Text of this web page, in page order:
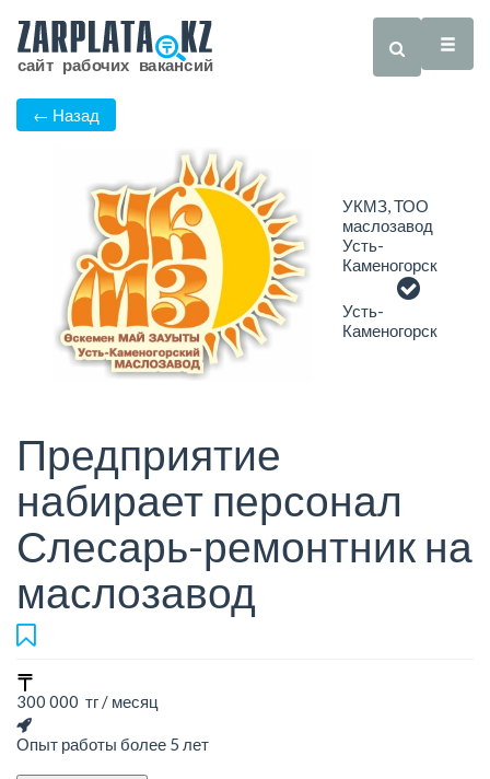
← Назад
УКМЗ, ТОО
маслозавод
Усть-
Каменогорск
Усть-
Каменогорск
Предприятие
набирает персонал
Слесарь-ремонтник на
маслозавод
300 000 тг / месяц
Опыт работы более 5 лет